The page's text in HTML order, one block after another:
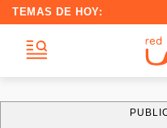
TEMAS DE HOY: